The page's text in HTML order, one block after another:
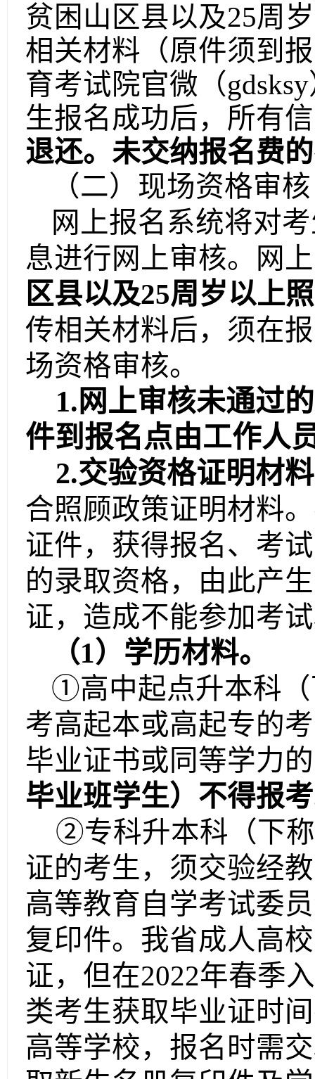
贫困山区县以及25周
相关材料（原件须到
育考试院官微（
生报名成功后，所有
退还。未交纳报名费
（二）现场资格审核
网上报名系统将对
息进行网上审核。网
区县以及25周岁以上
传相关材料后，须在
场资格审核。
1.网上审核未通过
件到报名点由工作人
2.交验资格证明材
合照顾政策证明材料
证件，获得报名、考
的录取资格，由此产
证，造成不能参加考
（1）学历材料。
①高中起点升本科（
考高起本或高起专的
毕业证书或同等学力
毕业班学生）不得报考
②专科升本科（下
证的考生，须交验经
高等教育自学考试委
复印件。我省成人高
证，但在2022年春季
类考生获取毕业证时
高等学校，报名时需